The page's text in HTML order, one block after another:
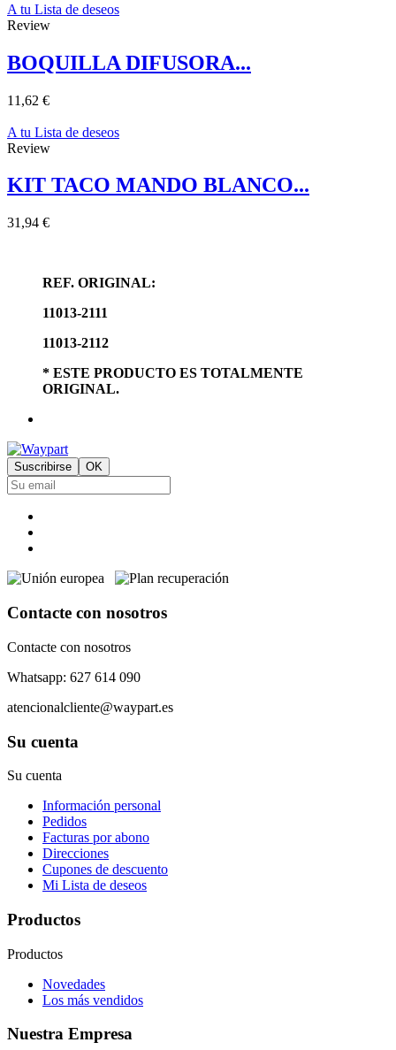
A tu Lista de deseos
Review
BOQUILLA DIFUSORA...
11,62 €
A tu Lista de deseos
Review
KIT TACO MANDO BLANCO...
31,94 €
REF. ORIGINAL:
11013-2111
11013-2112
* ESTE PRODUCTO ES TOTALMENTE
ORIGINAL.
Contacte con nosotros
Contacte con nosotros
Whatsapp: 627 614 090
atencionalcliente@waypart.es
Su cuenta
Su cuenta
Información personal
Pedidos
Facturas por abono
Direcciones
Cupones de descuento
Mi Lista de deseos
Productos
Productos
Novedades
Los más vendidos
Nuestra Empresa